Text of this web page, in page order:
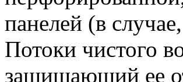
панелей (в
Потоки чистого
защищающий ее